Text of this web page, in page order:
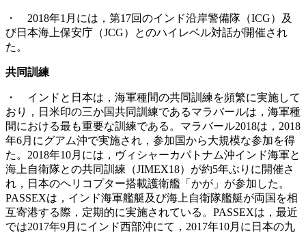
・ 2018年1月には，第17回のインド沿岸警備隊（ICG）及
び日本海上保安庁（JCG）とのハイレベル対話が開催され
た。
共同訓練
・ インドと日本は，海軍種間の共同訓練を頻繁に実施して
おり，日米印の三か国共同訓練であるマラバールは，海軍種
間における最も重要な訓練である。マラバール2018は，2018
年6月にグアム沖で実施され，参加国から大規模な参加を得
た。2018年10月には，ヴィシャーカパトナム沖インド海軍と
海上自衛隊との共同訓練（JIMEX18）が約5年ぶりに開催さ
れ，日本のヘリコプター搭載護衛艦「かが」が参加した。
PASSEXは，インド海軍艦艇及び海上自衛隊艦艇が両国を相
互寄港する際，定期的に実施されている。PASSEXは，最近
では2017年9月にインド西部沖にて，2017年10月に日本の九